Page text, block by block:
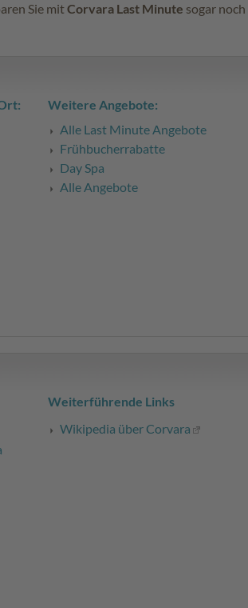
Sie mitCorvara Last Minute sogar noch
Weitere Angebote:
Alle Last Minute Angebote
Frühbucherrabatte
Day Spa
Alle Angebote
Weiterführende Links
Wikipedia über Corvara